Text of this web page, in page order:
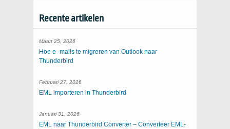
Recente artikelen
Maart 25, 2026
Hoe e -mails te migreren van Outlook naar
Thunderbird
Februari 27, 2026
EML importeren in Thunderbird
Januari 31, 2026
EML naar Thunderbird Converter – Converteer EML-